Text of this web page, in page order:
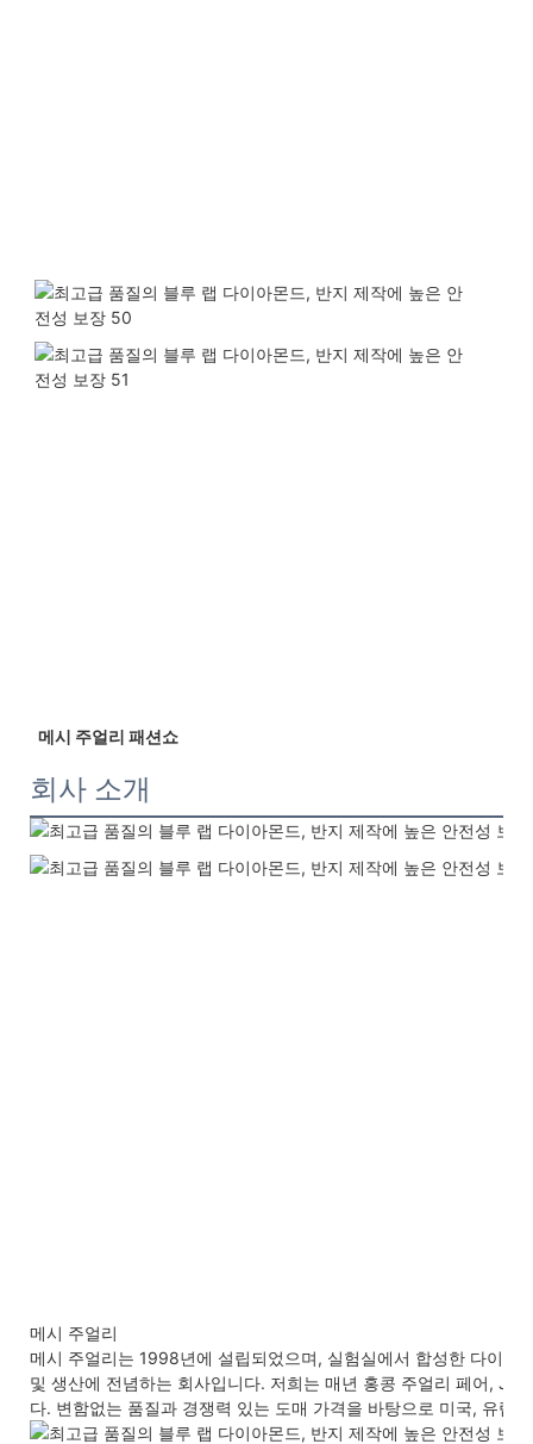
메시 주얼리 패션쇼
회사 소개
메시 주얼리
메시 주얼리는 1998년에 설립되었으며, 실험실에서 합성한 다이아
및 생산에 전념하는 회사입니다. 저희는 매년 홍콩 주얼리 페어,
다. 변함없는 품질과 경쟁력 있는 도매 가격을 바탕으로 미국, 유럽